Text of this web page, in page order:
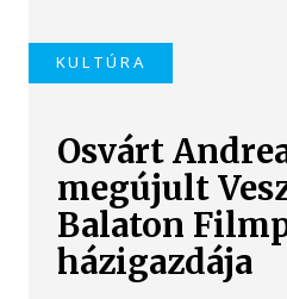
KULTÚRA
Osvárt
megújult
Balaton
házigazdája